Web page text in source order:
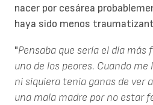
nacer por cesárea
haya sido menos
"Pensaba que sería el día más
uno de los peores. Cuando
ni siquiera tenía ganas de ver
una mala madre por no estar